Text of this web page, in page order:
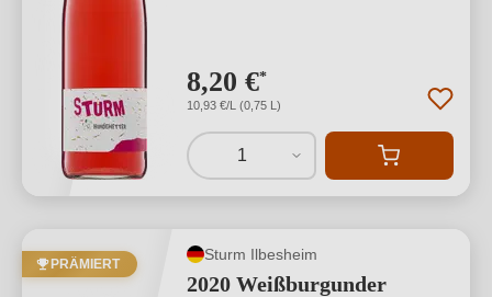
8,20 €*
10,93 €/L (0,75 L)
1
PRÄMIERT
Sturm Ilbesheim
2020 Weißburgunder